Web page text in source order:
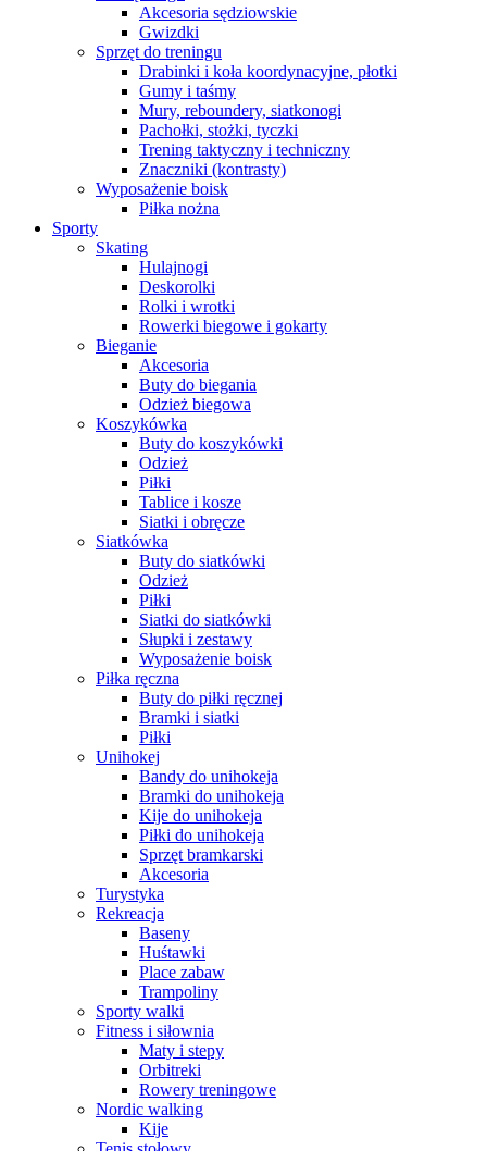
Akcesoria sędziowskie
Gwizdki
Sprzęt do treningu
Drabinki i koła koordynacyjne, płotki
Gumy i taśmy
Mury, reboundery, siatkonogi
Pachołki, stożki, tyczki
Trening taktyczny i techniczny
Znaczniki (kontrasty)
Wyposażenie boisk
Piłka nożna
Sporty
Skating
Hulajnogi
Deskorolki
Rolki i wrotki
Rowerki biegowe i gokarty
Bieganie
Akcesoria
Buty do biegania
Odzież biegowa
Koszykówka
Buty do koszykówki
Odzież
Piłki
Tablice i kosze
Siatki i obręcze
Siatkówka
Buty do siatkówki
Odzież
Piłki
Siatki do siatkówki
Słupki i zestawy
Wyposażenie boisk
Piłka ręczna
Buty do piłki ręcznej
Bramki i siatki
Piłki
Unihokej
Bandy do unihokeja
Bramki do unihokeja
Kije do unihokeja
Piłki do unihokeja
Sprzęt bramkarski
Akcesoria
Turystyka
Rekreacja
Baseny
Huśtawki
Place zabaw
Trampoliny
Sporty walki
Fitness i siłownia
Maty i stepy
Orbitreki
Rowery treningowe
Nordic walking
Kije